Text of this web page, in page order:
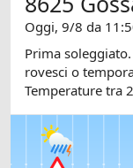
Oggi, 9/8 da
Prima
rovesci o
Temperature tra